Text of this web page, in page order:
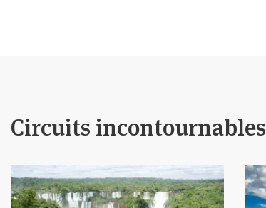
Circuits incontournables